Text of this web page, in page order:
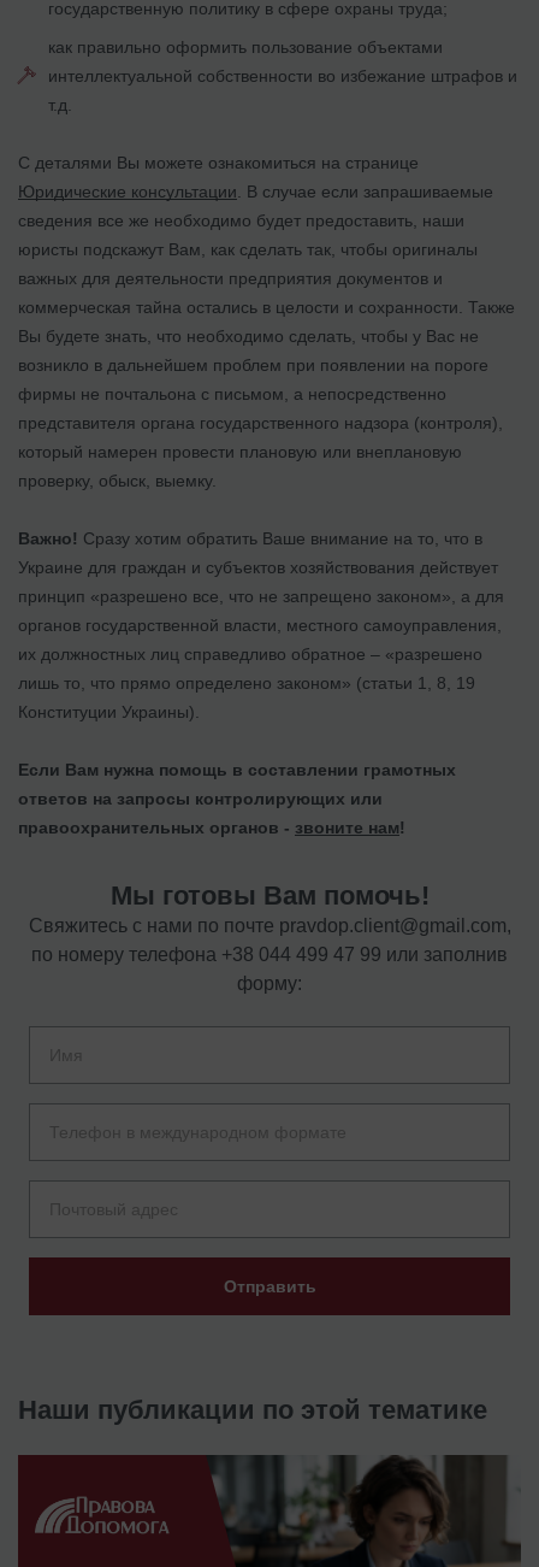
государственную политику в сфере охраны труда;
как правильно оформить пользование объектами
интеллектуальной собственности во избежание штрафов и
т.д.
С деталями Вы можете ознакомиться на странице
Юридические консультации . В случае если запрашиваемые
сведения все же необходимо будет предоставить, наши
юристы подскажут Вам, как сделать так, чтобы оригиналы
важных для деятельности предприятия документов и
коммерческая тайна остались в целости и сохранности. Также
Вы будете знать, что необходимо сделать, чтобы у Вас не
возникло в дальнейшем проблем при появлении на пороге
фирмы не почтальона с письмом, а непосредственно
представителя органа государственного надзора (контроля),
который намерен провести плановую или внеплановую
проверку, обыск, выемку.
Важно! Сразу хотим обратить Ваше внимание на то, что в
Украине для граждан и субъектов хозяйствования действует
принцип «разрешено все, что не запрещено законом», а для
органов государственной власти, местного самоуправления,
их должностных лиц справедливо обратное – «разрешено
лишь то, что прямо определено законом» (статьи 1, 8, 19
Конституции Украины).
Если Вам нужна помощь в составлении грамотных
ответов на запросы контролирующих или
правоохранительных органов - звоните нам!
Мы готовы Вам помочь!
Свяжитесь с нами по почте pravdop.client@gmail.com,
по номеру телефона +38 044 499 47 99 или заполнив
форму:
Отправить
Наши публикации по этой тематике